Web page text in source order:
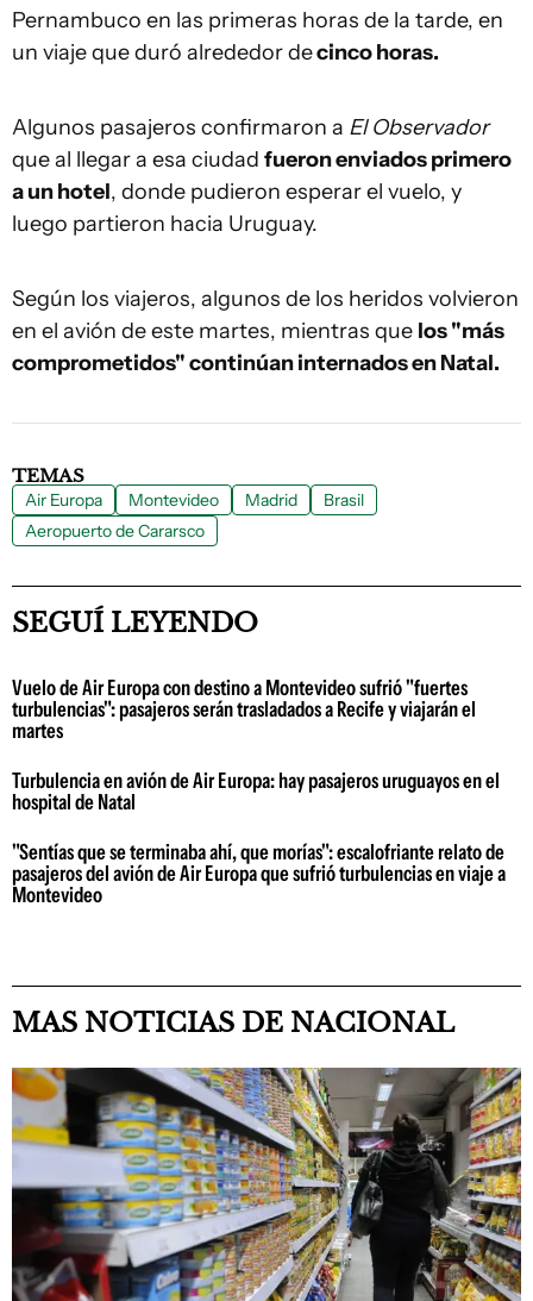
Pernambuco en las primeras horas de la tarde, en
un viaje que duró alrededor decinco horas.
Algunos pasajeros confirmaron a El Observador
que al llegar a esa ciudad fueron enviados primero
a un hotel, donde pudieron esperar el vuelo, y
luego partieron hacia Uruguay.
Según los viajeros, algunos de los heridos volvieron
en el avión de este martes, mientras que los "más
comprometidos" continúan internados en Natal.
TEMAS
Air Europa Montevideo Madrid
Brasil
Aeropuerto de Cararsco
SEGUÍ LEYENDO
Vuelo de Air Europa con destino a Montevideo sufrió "fuertes
turbulencias": pasajeros serán trasladados a Recife y viajarán el
martes
Turbulencia en avión de Air Europa: hay pasajeros uruguayos en el
hospital de Natal
"Sentías que se terminaba ahí, que morías": escalofriante relato de
pasajeros del avión de Air Europa que sufrió turbulencias en viaje a
Montevideo
MAS NOTICIAS DE NACIONAL